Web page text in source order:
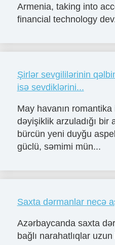
Armenia, taking into
financial technology
Şirlər sevgililərinin
isə sevdiklərini...
May havanın
dəyişiklik arzuladığı bir
bürcün yeni duyğu
güclü, səmimi mün...
Saxta dərmanlar necə
Azərbaycanda saxta
bağlı narahatlıqlar